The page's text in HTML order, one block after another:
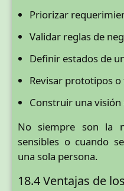
Priorizar
Validar reglas de
Definir estados de
Revisar prototipos o
Construir una
No siempre son la
sensibles o cuando
una sola persona.
18.4 Ventajas de